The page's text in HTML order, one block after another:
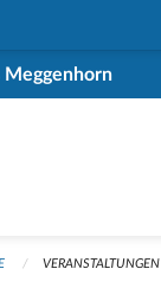
Meggenhorn
VERANSTALTUNGEN